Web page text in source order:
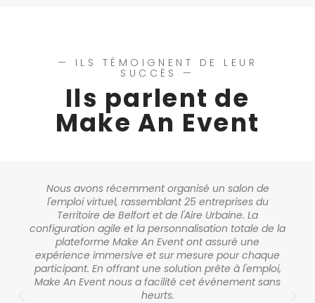
— ILS TÉMOIGNENT DE LEUR
SUCCÈS —
Ils parlent de
Make An Event
Nous avons récemment organisé un salon de
l'emploi virtuel, rassemblant 25 entreprises du
Territoire de Belfort et de l'Aire Urbaine. La
configuration agile et la personnalisation totale de la
plateforme Make An Event ont assuré une
expérience immersive et sur mesure pour chaque
participant. En offrant une solution prête à l'emploi,
Make An Event nous a facilité cet événement sans
heurts.